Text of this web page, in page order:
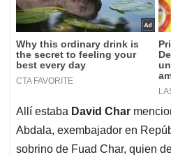
Allí estaba David Char
Abdala, exembajador en
sobrino de Fuad Char, quien